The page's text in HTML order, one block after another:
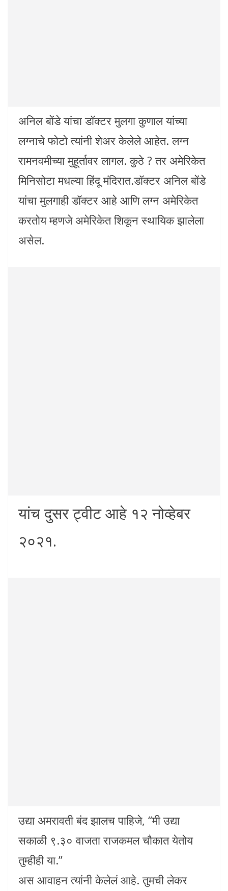
अनिल बोंडे यांचा डॉक्टर मुलगा कुणाल यांच्या
लग्नाचे फोटो त्यांनी शेअर केलेले आहेत. लग्न
रामनवमीच्या मुहूर्तावर लागल. कुठे ? तर अमेरिकेत
मिनिसोटा मधल्या हिंदू मंदिरात.डॉक्टर अनिल बोंडे
यांचा मुलगाही डॉक्टर आहे आणि लग्न अमेरिकेत
करतोय म्हणजे अमेरिकेत शिकून स्थायिक झालेला
असेल.
यांच दुसर ट्वीट आहे १२ नोव्हेबर
२०२१.
उद्या अमरावती बंद झालच पाहिजे, “मी उद्या
सकाळी ९.३० वाजता राजकमल चौकात येतोय
तुम्हीही या.”
अस आवाहन त्यांनी केलेलं आहे. तुमची लेकर